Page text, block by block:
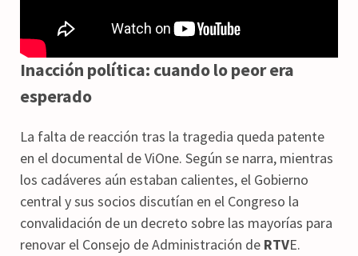
Inacción política: cuando lo peor era
esperado
La falta de reacción tras la tragedia queda patente
en el documental de ViOne. Según se narra, mientras
los cadáveres aún estaban calientes, el Gobierno
central y sus socios discutían en el Congreso la
convalidación de un decreto sobre las mayorías para
renovar el Consejo de Administración de RTVE.